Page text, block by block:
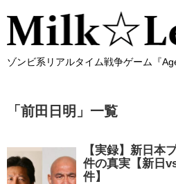
ゾンビ系リアルタイム戦争ゲーム『
「 前田日明 」 一覧
【実録】新日本
件の真実【新日
件】